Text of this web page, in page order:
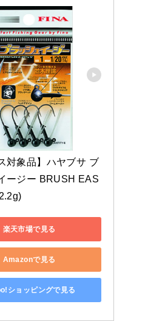
対象品】ハヤブサ ブ
ージー BRUSH EAS
楽天市場で見る
Amazonで見る
ショッピングで見る